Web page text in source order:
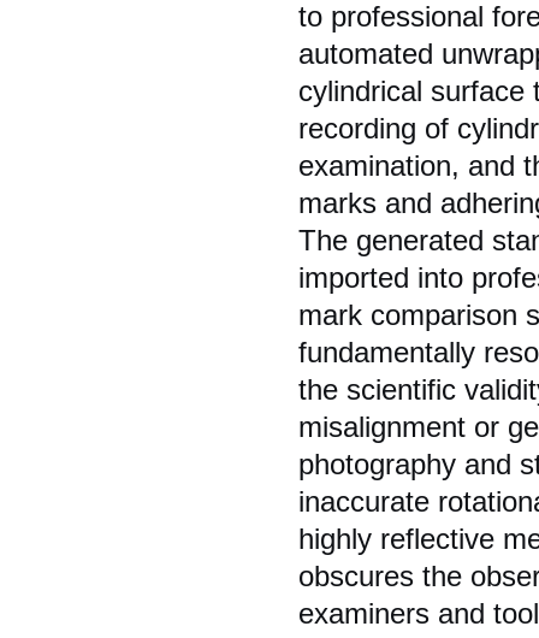
to professional
automated
cylindrical surface
recording of
examination, and
marks and
The generated
imported into
mark comparison
fundamentally
the scientific
misalignment or
photography and
inaccurate
highly reflective
obscures the
examiners and